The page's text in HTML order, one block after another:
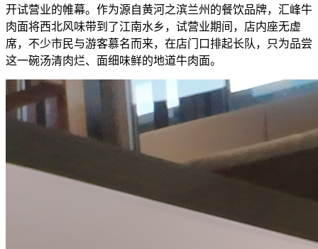
开试营业的帷幕。作为源自黄河之滨兰州的餐饮品牌，汇峰牛
肉面将西北风味带到了江南水乡，试营业期间，店内座无虚
席，不少市民与游客慕名而来，在店门口排起长队，只为品尝
这一碗汤清肉烂、面细味鲜的地道牛肉面。